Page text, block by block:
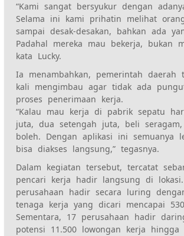
“Kami sangat bersyukur dengan
Selama ini kami prihatin melihat
sampai desak-desakan, bahkan ada
Padahal mereka mau bekerja, bukan
kata Lucky.
Ia menambahkan, pemerintah daerah
kali mengimbau agar tidak ada
proses penerimaan kerja.
“Kalau mau kerja di pabrik sepatu
juta, dua setengah juta, beli
boleh. Dengan aplikasi ini semuanya
bisa diakses langsung,” tegasnya.
Dalam kegiatan tersebut, tercatat
pencari kerja hadir langsung di
perusahaan hadir secara luring
tenaga kerja yang dicari mencapai
Sementara, 17 perusahaan hadir
potensi 11.500 lowongan kerja hingga